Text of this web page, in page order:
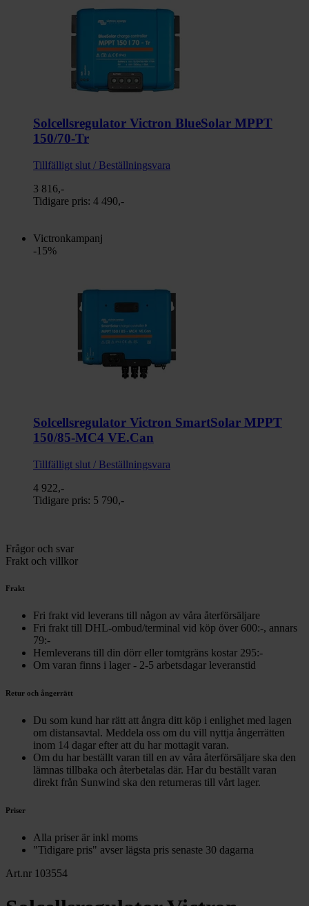
Solcellsregulator Victron BlueSolar MPPT
150/70-Tr
Tillfälligt slut / Beställningsvara
3 816,-
Tidigare pris: 4 490,-
Victronkampanj
-15%
Solcellsregulator Victron SmartSolar MPPT
150/85-MC4 VE.Can
Tillfälligt slut / Beställningsvara
4 922,-
Tidigare pris: 5 790,-
Frågor och svar
Frakt och villkor
Frakt
Fri frakt vid leverans till någon av våra återförsäljare
Fri frakt till DHL-ombud/terminal vid köp över 600:-, annars
79:-
Hemleverans till din dörr eller tomtgräns kostar 295:-
Om varan finns i lager - 2-5 arbetsdagar leveranstid
Retur och ångerrätt
Du som kund har rätt att ångra ditt köp i enlighet med lagen
om distansavtal. Meddela oss om du vill nyttja ångerrätten
inom 14 dagar efter att du har mottagit varan.
Om du har beställt varan till en av våra återförsäljare ska den
lämnas tillbaka och återbetalas där. Har du beställt varan
direkt från Sunwind ska den returneras till vårt lager.
Priser
Alla priser är inkl moms
"Tidigare pris" avser lägsta pris senaste 30 dagarna
Art.nr 103554